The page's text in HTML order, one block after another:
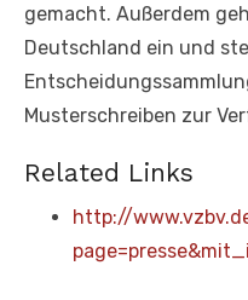
gemacht. Außerdem
Deutschland ein und
Musterschreiben zur
Related Links
http://